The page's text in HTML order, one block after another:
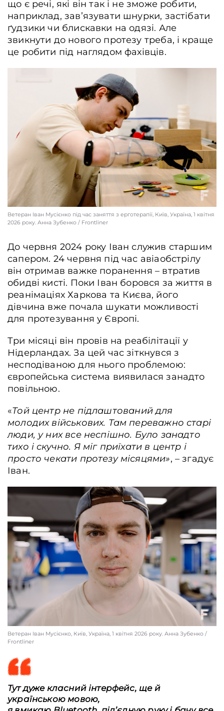
що є речі, які він так і не зможе робити,
наприклад, завʼязувати шнурки, застібати
ґудзики чи блискавки на одязі. Але
звикнути до нового протезу треба, і краще
це робити під наглядом фахівців.
Ветеран Іван Мусієнко під час заняття з ерготерапії, Київ, Україна, 1 квітня
2026 року. Анна Зубенко / Frontliner
До червня 2024 року Іван служив старшим
сапером. 24 червня під час авіаобстрілу
він отримав важке поранення – втратив
обидві кисті. Поки Іван боровся за життя в
реанімаціях Харкова та Києва, його
дівчина вже почала шукати можливості
для протезування у Європі.
Три місяці він провів на реабілітації у
Нідерландах. За цей час зіткнувся з
несподіваною для нього проблемою:
європейська система виявилася занадто
повільною.
«Той центр не підлаштований для
молодих військових. Там переважно старі
люди, у них все неспішно. Було занадто
тихо і скучно. Я міг приїхати в центр і
просто чекати протезу місяцями», – згадує
Іван.
Ветеран Іван Мусієнко, Київ, Україна, 1 квітня 2026 року. Анна Зубенко /
Frontliner
Тут дуже класний інтерфейс, ще й
українською мовою,